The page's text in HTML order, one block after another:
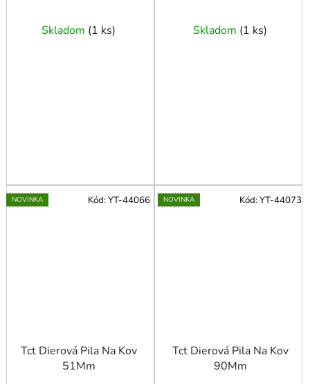
Skladom (1 ks) Skladom (1 ks)
NOVINKA
Tct Dierová Pila Na Kov
51Mm
Kód:YT-44066 NOVINKA
Tct Dierová Pila Na Kov
90Mm
Kód:YT-44073